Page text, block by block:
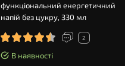
функціональний енергетичний
напій без цукру, 330 мл
2
В наявності